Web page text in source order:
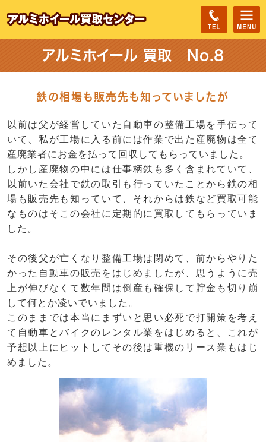
アルミホイール 買取 No.8
鉄の相場も販売先も知っていましたが
以前は父が経営していた自動車の整備工場を手伝って
いて、私が工場に入る前には作業で出た産廃物は全て
産廃業者にお金を払って回収してもらっていました。
しかし産廃物の中には仕事柄鉄も多く含まれていて、
以前いた会社で鉄の取引も行っていたことから鉄の相
場も販売先も知っていて、それからは鉄など買取可能
なものはそこの会社に定期的に買取してもらっていま
した。
その後父が亡くなり整備工場は閉めて、前からやりた
かった自動車の販売をはじめましたが、思うように売
上が伸びなくて数年間は倒産も確保して貯金も切り崩
して何とか凌いでいました。
このままでは本当にまずいと思い必死で打開策を考え
て自動車とバイクのレンタル業をはじめると、これが
予想以上にヒットしてその後は重機のリース業もはじ
めました。